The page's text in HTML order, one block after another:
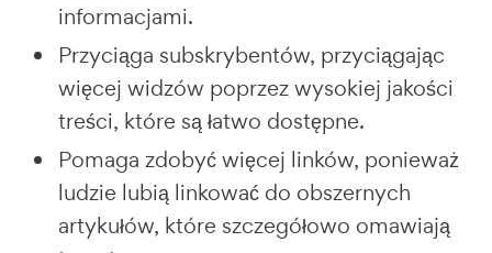
informacjami.
Przyciąga subskrybentów, przyciągając
więcej widzów poprzez wysokiej jakości
treści, które są łatwo dostępne.
Pomaga zdobyć więcej linków, ponieważ
ludzie lubią linkować do obszernych
artykułów, które szczegółowo omawiają